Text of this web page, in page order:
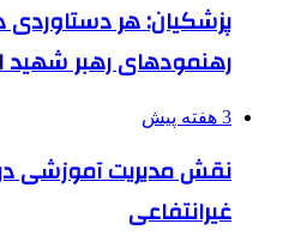
پزشکیان: هر دستاوردی
رهنمودهای رهبر
3 هفته پیش
نقش مدیریت آموزشی
غیرانتفاعی